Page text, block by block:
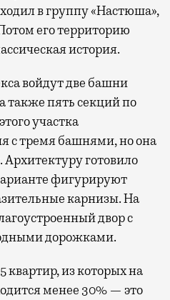
в группу «Настюша»,
его территорию
история.
войдут две башни
также пять секций по
участка
с тремя башнями, но она
готовило
фигурируют
карнизы. На
двор с
дорожками.
квартир, из которых на
менее 30% — это